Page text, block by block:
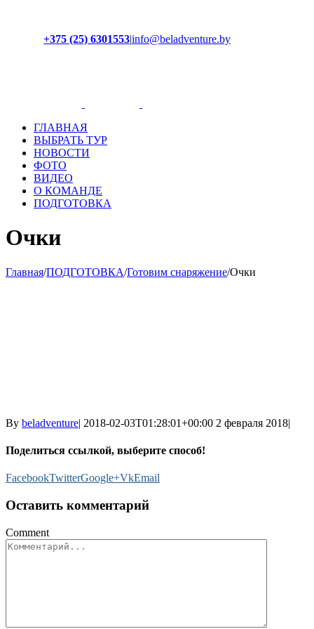
+375 (25) 6301553|info@beladventure.by
ГЛАВНАЯ
ВЫБРАТЬ ТУР
НОВОСТИ
ФОТО
ВИДЕО
О КОМАНДЕ
ПОДГОТОВКА
Очки
Главная/ПОДГОТОВКА/Готовим снаряжение/Очки
By beladventure| 2018-02-03T01:28:01+00:00 2 февраля 2018|
Поделиться ссылкой, выберите способ!
FacebookTwitterGoogle+VkEmail
Оставить комментарий
Comment